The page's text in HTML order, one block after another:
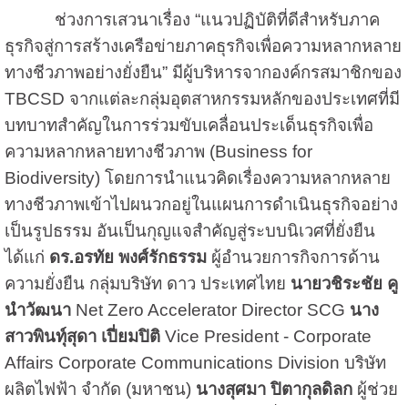
ช่วงการเสวนาเรื่อง “แนวปฏิบัติที่ดีสำหรับภาค
ธุรกิจสู่การสร้างเครือข่ายภาคธุรกิจเพื่อความหลากหลาย
ทางชีวภาพอย่างยั่งยืน” มีผู้บริหารจากองค์กรสมาชิกของ
TBCSD จากแต่ละกลุ่มอุตสาหกรรมหลักของประเทศที่มี
บทบาทสำคัญในการร่วมขับเคลื่อนประเด็นธุรกิจเพื่อ
ความหลากหลายทางชีวภาพ (Business for
Biodiversity) โดยการนำแนวคิดเรื่องความหลากหลาย
ทางชีวภาพเข้าไปผนวกอยู่ในแผนการดำเนินธุรกิจอย่าง
เป็นรูปธรรม อันเป็นกุญแจสำคัญสู่ระบบนิเวศที่ยั่งยืน
ได้แก่ ดร.อรทัย พงศ์รักธรรมผู้อำนวยการกิจการด้าน
ความยั่งยืน กลุ่มบริษัท ดาว ประเทศไทย นายวชิระชัย คู
นำวัฒนาNet Zero Accelerator Director SCG นาง
สาวพินทุ์สุดา เปี่ยมปิติVice President - Corporate
Affairs Corporate Communications Division บริษัท
ผลิตไฟฟ้า จำกัด (มหาชน) นางสุศมา ปิตากุลดิลกผู้ช่วย